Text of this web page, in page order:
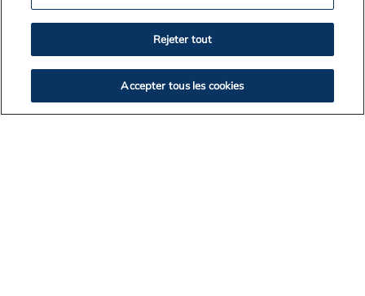
Rejeter tout
Accepter tous les cookies